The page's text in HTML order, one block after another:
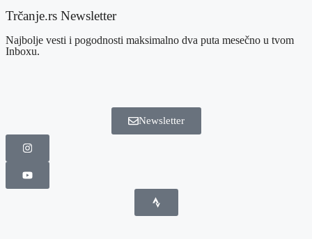
Trčanje.rs Newsletter
Najbolje vesti i pogodnosti maksimalno dva puta mesečno u tvom
Inboxu.
Newsletter